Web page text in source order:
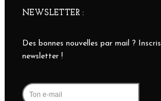
NEWSLETTER :
Des bonnes nouvelles par mail ?
newsletter !